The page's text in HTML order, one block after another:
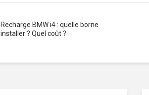
Recharge BMW i4 : quelle borne
installer ? Quel coût ?